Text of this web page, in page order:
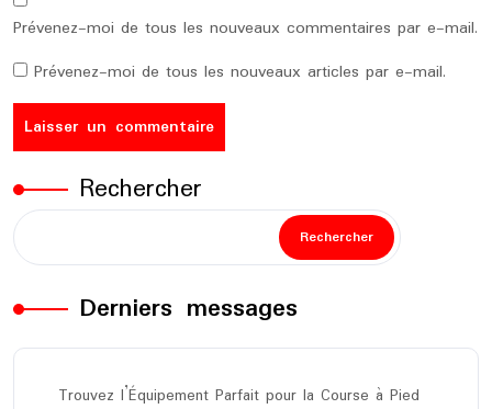
Prévenez-moi de tous les nouveaux commentaires par e-mail.
Prévenez-moi de tous les nouveaux articles par e-mail.
Rechercher
Rechercher
Derniers messages
Trouvez l’Équipement Parfait pour la Course à Pied